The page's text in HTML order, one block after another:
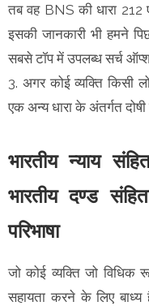
तब वह BNS की धारा 212
इसकी जानकारी भी हमने
सबसे टॉप में उपलब्ध सर्च
3. अगर कोई व्यक्ति किसी
एक अन्य धारा के अंतर्गत दोषी
भारतीय न्याय
भारतीय दण्ड
परिभाषा
जो कोई व्यक्ति जो
सहायता करने के लिए